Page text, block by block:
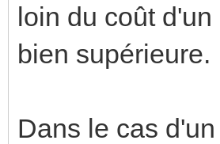
loin du coût
bien supérieure.
Dans le cas